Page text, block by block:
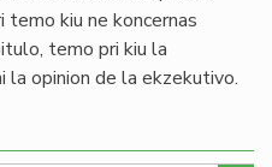
kiu ne koncernas
temo pri kiu la
opinion de la ekzekutivo.